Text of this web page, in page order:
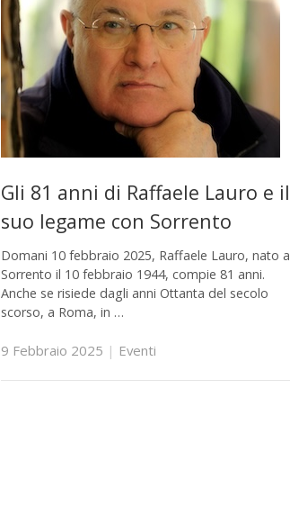
Gli 81 anni di Raffaele Lauro e il
suo legame con Sorrento
Domani 10 febbraio 2025, Raffaele Lauro, nato a
Sorrento il 10 febbraio 1944, compie 81 anni.
Anche se risiede dagli anni Ottanta del secolo
scorso, a Roma, in …
9 Febbraio 2025 | Eventi